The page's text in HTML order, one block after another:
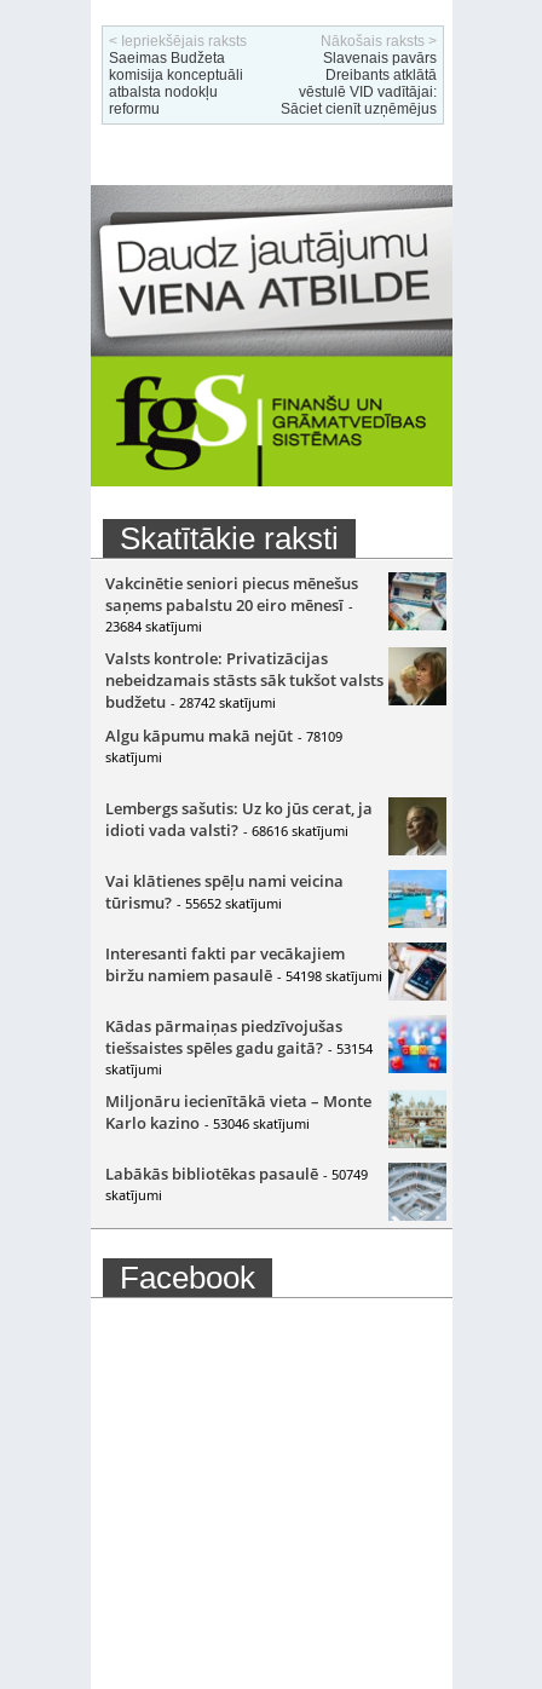
< Iepriekšējais raksts
Saeimas Budžeta
komisija konceptuāli
atbalsta nodokļu
reformu
Nākošais raksts >
Slavenais pavārs
Dreibants atklātā
vēstulē VID vadītājai:
Sāciet cienīt uzņēmējus
Skatītākie raksti
Vakcinētie seniori piecus mēnešus
saņems pabalstu 20 eiro mēnesī -
23684 skatījumi
Valsts kontrole: Privatizācijas
nebeidzamais stāsts sāk tukšot valsts
budžetu - 28742 skatījumi
Algu kāpumu makā nejūt - 78109
skatījumi
Lembergs sašutis: Uz ko jūs cerat, ja
idioti vada valsti? - 68616 skatījumi
Vai klātienes spēļu nami veicina
tūrismu? - 55652 skatījumi
Interesanti fakti par vecākajiem
biržu namiem pasaulē - 54198 skatījumi
Kādas pārmaiņas piedzīvojušas
tiešsaistes spēles gadu gaitā? - 53154
skatījumi
Miljonāru iecienītākā vieta – Monte
Karlo kazino - 53046 skatījumi
Labākās bibliotēkas pasaulē - 50749
skatījumi
Facebook